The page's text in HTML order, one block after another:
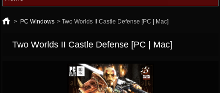
> PC Windows > Two Worlds II Castle Defense [PC | Mac]
Two Worlds II Castle Defense [PC | Mac]